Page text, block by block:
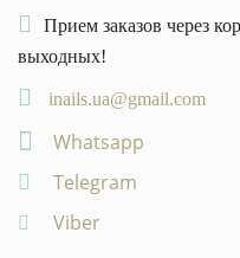
Прием заказов через
выходных!
inails.ua@gmail.com
Whatsapp
Telegram
Viber